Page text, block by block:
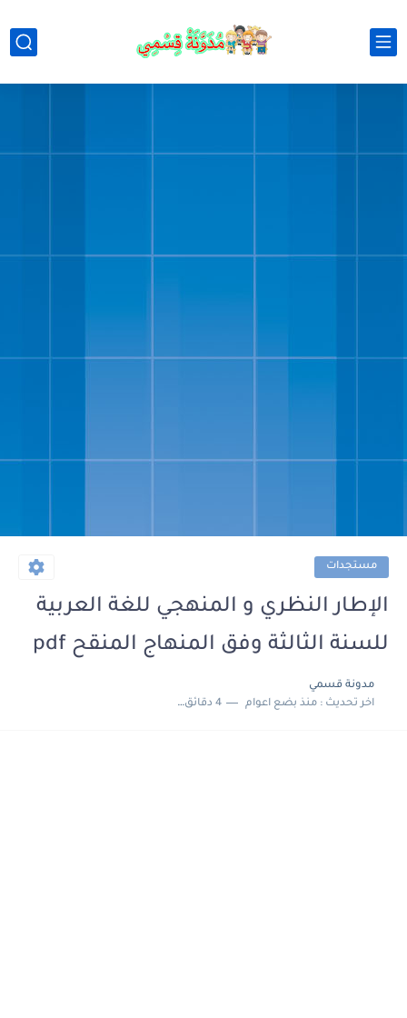
مستجدات
الإطار النظري و المنهجي للغة العربية
للسنة الثالثة وفق المنهاج المنقح pdf
مدونة قسمي
اخر تحديث :منذ بضع اعوام 4 دقائق للقراءة